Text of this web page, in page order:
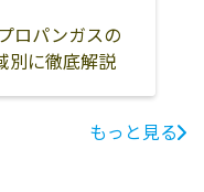
ロパンガスの
別に徹底解説
もっと見る